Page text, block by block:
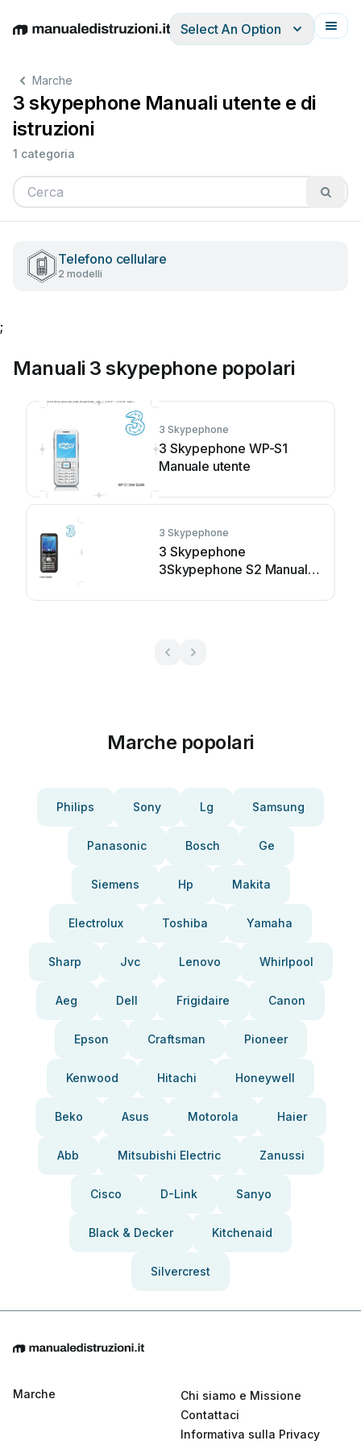
EnglishDeutschEspañolItalianoFrançais
Select An Option
Marche
3 skypephone Manuali utente e di
istruzioni
1 categoria
Telefono cellulare
2 modelli
;
Manuali 3 skypephone popolari
3 Skypephone
3 Skypephone WP-S1
Manuale utente
3 Skypephone
3 Skypephone
3Skypephone S2 Manuale
Marche popolari
Philips Sony Lg Samsung
Panasonic Bosch Ge
Siemens Hp Makita
Electrolux Toshiba Yamaha
Sharp Jvc Lenovo Whirlpool
Aeg Dell Frigidaire Canon
Epson Craftsman Pioneer
Kenwood Hitachi Honeywell
Beko Asus Motorola Haier
Abb Mitsubishi Electric Zanussi
Cisco D-Link Sanyo
Black & Decker Kitchenaid
Silvercrest
Marche
Chi siamo e Missione
Contattaci
Informativa sulla Privacy